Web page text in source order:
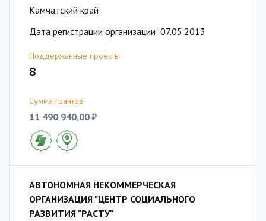
Камчатский край
Дата регистрации организации: 07.05.2013
Поддержанные проекты
8
Сумма грантов
11 490 940,00 ₽
АВТОНОМНАЯ НЕКОММЕРЧЕСКАЯ
ОРГАНИЗАЦИЯ "ЦЕНТР СОЦИАЛЬНОГО
РАЗВИТИЯ "РАСТУ"